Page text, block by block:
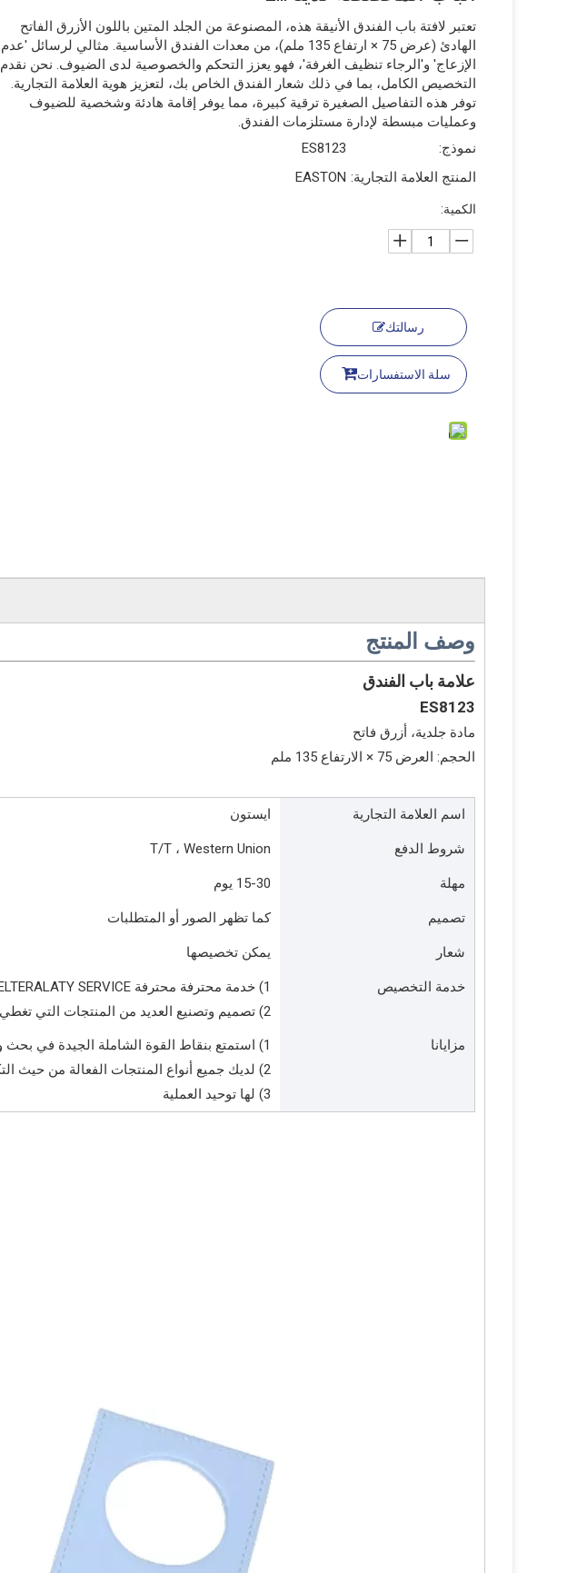
أسرة أطفال
تعتبر لافتة باب الفندق الأنيقة هذه، المصنوعة من الجلد المتين باللون الأزرق الفاتح
الهادئ (عرض 75 × ارتفاع 135 ملم)، من معدات الفندق الأساسية. مثالي لرسائل 'عدم
الإزعاج' و'الرجاء تنظيف الغرفة'، فهو يعزز التحكم والخصوصية لدى الضيوف. نحن نقدم
التخصيص الكامل، بما في ذلك شعار الفندق الخاص بك، لتعزيز هوية العلامة التجارية.
توفر هذه التفاصيل الصغيرة ترقية كبيرة، مما يوفر إقامة هادئة وشخصية للضيوف
وعمليات مبسطة لإدارة مستلزمات الفندق.
نموذج:
ES8123
المنتج العلامة التجارية: EASTON
الكمية:
رسالتك
سلة الاستفسارات
وصف المنتج
علامة باب الفندق
ES8123
مادة جلدية، أزرق فاتح
الحجم: العرض 75 × الارتفاع 135 ملم
اسم العلامة التجارية ايستون
شروط الدفع T/T ، Western Union
مهلة 15-30 يوم
تصميم كما تظهر الصور أو المتطلبات
شعار يمكن تخصيصها
خدمة التخصيص
1) خدمة محترفة محترفة STOP STOP SELTERALATY SERVICE
2) تصميم وتصنيع العديد من المنتجات التي تغطي غرفة النوم والحمام واللوبي الفندق
مزايانا
1) استمتع بنقاط القوة الشاملة الجيدة في بحث وتطوير الإنتاج
2) لديك جميع أنواع المنتجات الفعالة من حيث التكلفة وعالي الجودة
3) لها توحيد العملية